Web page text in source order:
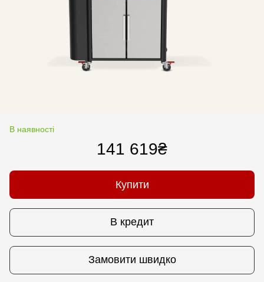
В наявності
141 619₴
Купити
В кредит
Замовити швидко